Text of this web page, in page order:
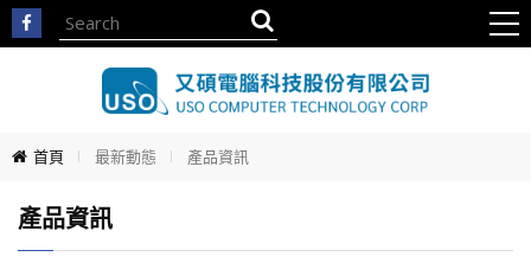
首頁 最新動態 產品資訊
產品資訊